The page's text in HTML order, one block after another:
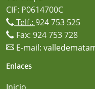
CIF: P0614700C
Telf.: 924 753 525
Fax: 924 753 728
E-mail:
Enlaces